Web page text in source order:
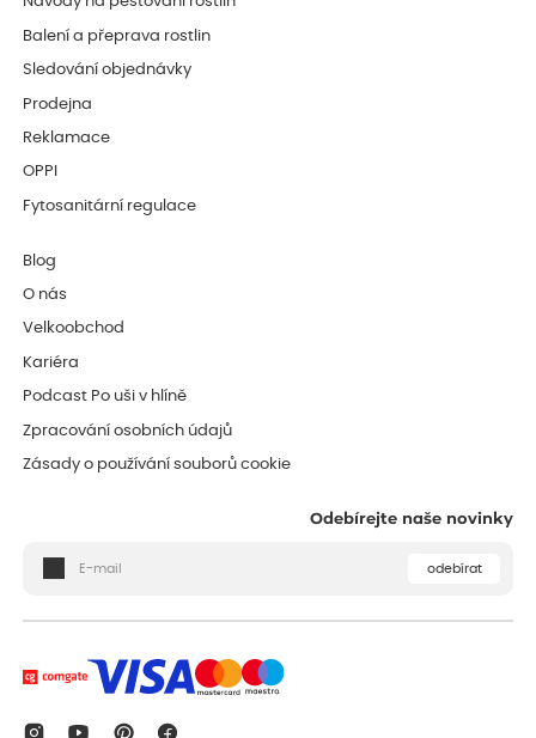
Balení a přeprava rostlin
Sledování objednávky
Prodejna
Reklamace
OPPI
Fytosanitární regulace
Blog
O nás
Velkoobchod
Kariéra
Podcast Po uši v hlíně
Zpracování osobních údajů
Zásady o používání souborů cookie
Odebírejte naše novinky
odebírat